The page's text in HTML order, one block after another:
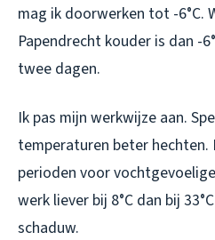
mag ik doorwerken tot -6°C.
Papendrecht kouder is dan -
twee dagen.
Ik pas mijn werkwijze aan.
temperaturen beter
perioden voor
werk liever bij 8°C dan bij
schaduw.